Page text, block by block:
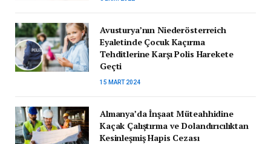
Avusturya’nın Niederösterreich
Eyaletinde Çocuk Kaçırma
Tehditlerine Karşı Polis Harekete
Geçti
15 MART 2024
Almanya’da İnşaat Müteahhidine
Kaçak Çalıştırma ve Dolandırıcılıktan
Kesinleşmiş Hapis Cezası